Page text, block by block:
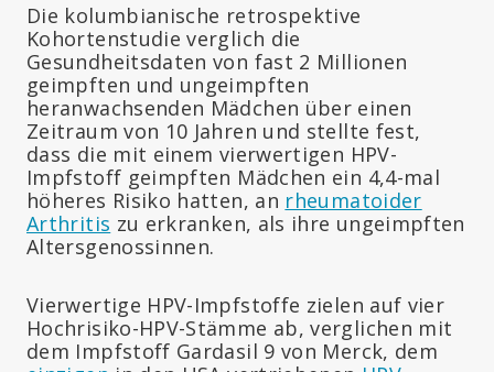
Die kolumbianische retrospektive
Kohortenstudie verglich die
Gesundheitsdaten von fast 2 Millionen
geimpften und ungeimpften
heranwachsenden Mädchen über einen
Zeitraum von 10 Jahren und stellte fest,
dass die mit einem vierwertigen HPV-
Impfstoff geimpften Mädchen ein 4,4-mal
höheres Risiko hatten, an rheumatoider
Arthritis zu erkranken, als ihre ungeimpften
Altersgenossinnen.
Vierwertige HPV-Impfstoffe zielen auf vier
Hochrisiko-HPV-Stämme ab, verglichen mit
dem Impfstoff Gardasil 9 von Merck, dem